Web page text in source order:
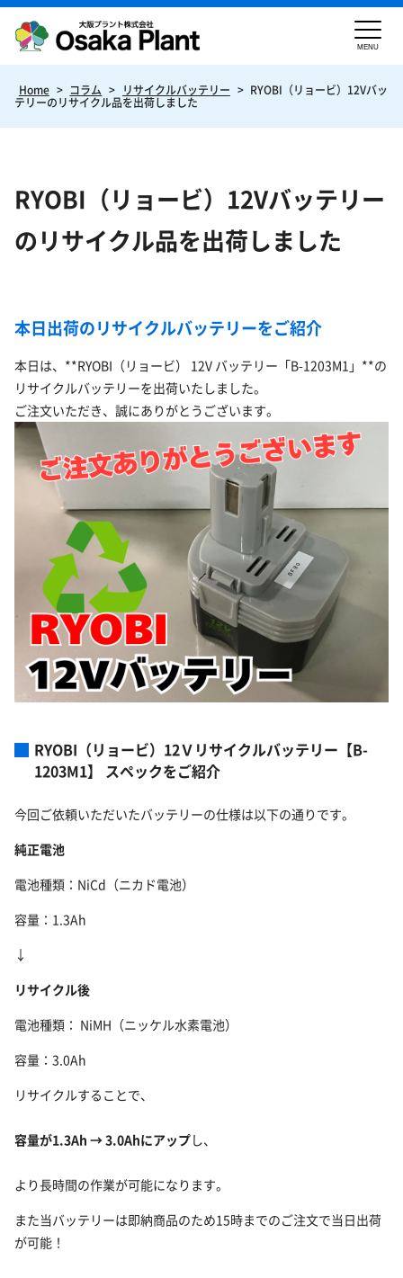
MENU
Home > コラム > リサイクルバッテリー > RYOBI（リョービ）12Vバッ
テリーのリサイクル品を出荷しました
RYOBI（リョービ）12Vバッテリー
のリサイクル品を出荷しました
本日出荷のリサイクルバッテリーをご紹介
本日は、**RYOBI（リョービ） 12V バッテリー「B-1203M1」**の
リサイクルバッテリーを出荷いたしました。
ご注文いただき、誠にありがとうございます。
RYOBI（リョービ）12Ｖリサイクルバッテリー【B-
1203M1】 スペックをご紹介
今回ご依頼いただいたバッテリーの仕様は以下の通りです。
純正電池
電池種類：NiCd（ニカド電池）
容量：1.3Ah
↓
リサイクル後
電池種類： NiMH（ニッケル水素電池）
容量：3.0Ah
リサイクルすることで、
容量が1.3Ah → 3.0Ahにアップし、
より長時間の作業が可能になります。
また当バッテリーは即納商品のため15時までのご注文で当日出荷
が可能！